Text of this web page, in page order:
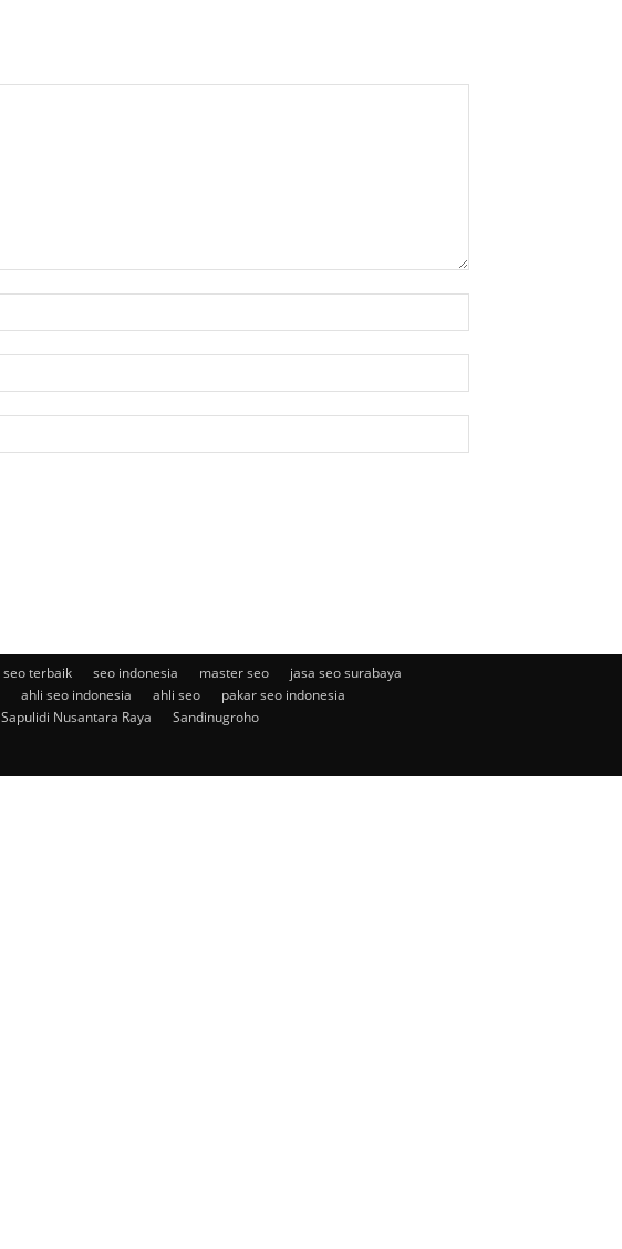
seo terbaik seo indonesia master seo
jasa seo surabaya
ahli seo indonesia ahli seo
pakar seo indonesia
Sapulidi Nusantara Raya Sandinugroho